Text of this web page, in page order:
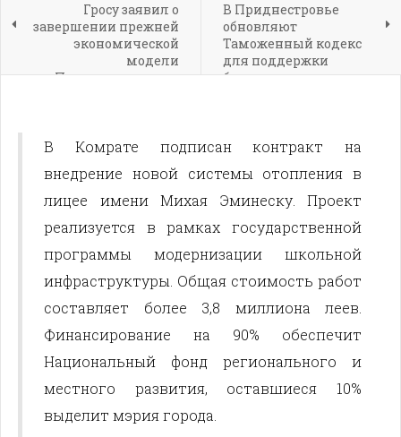
Гросу заявил о
завершении прежней
экономической
модели
Приднестровья на
В Приднестровье
обновляют
Таможенный кодекс
для поддержки
бизнеса
В Комрате подписан контракт на
внедрение новой системы отопления в
лицее имени Михая Эминеску. Проект
реализуется в рамках государственной
программы модернизации школьной
инфраструктуры. Общая стоимость работ
составляет более 3,8 миллиона леев.
Финансирование на 90% обеспечит
Национальный фонд регионального и
местного развития, оставшиеся 10%
выделит мэрия города.